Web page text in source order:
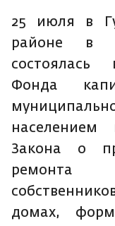
25 июля в
районе в
состоялась
Фонда
населением
Закона о
ремонта
домах,